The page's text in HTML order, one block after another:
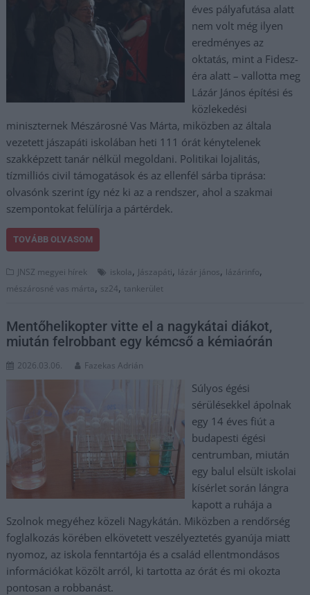
éves pályafutása alatt
nem volt még ilyen
eredményes az
oktatás, mint a Fidesz-
éra alatt – vallotta meg
Lázár János építési és
közlekedési
miniszternek Mészárosné Vas Márta, miközben az általa
vezetett jászapáti iskolában heti 111 órát kénytelenek
szakképzett tanár nélkül megoldani. Politikai lojalitás,
tízmilliós civil támogatások és az ellenfél sárba tiprása:
olvasónk szerint így néz ki az a rendszer, ahol a szakmai
szempontokat felülírja a pártérdek.
TOVÁBB OLVASOM
JNSZ megyei hírek iskola, Jászapáti, lázár jános, lázárinfo,
mészárosné vas márta, sz24, tankerület
Mentőhelikopter vitte el a nagykátai diákot,
miután felrobbant egy kémcső a kémiaórán
2026.03.06. Fazekas Adrián
Súlyos égési
sérülésekkel ápolnak
egy 14 éves fiút a
budapesti égési
centrumban, miután
egy balul elsült iskolai
kísérlet során lángra
kapott a ruhája a
Szolnok megyéhez közeli Nagykátán. Miközben a rendőrség
foglalkozás körében elkövetett veszélyeztetés gyanúja miatt
nyomoz, az iskola fenntartója és a család ellentmondásos
információkat közölt arról, ki tartotta az órát és mi okozta
pontosan a robbanást.